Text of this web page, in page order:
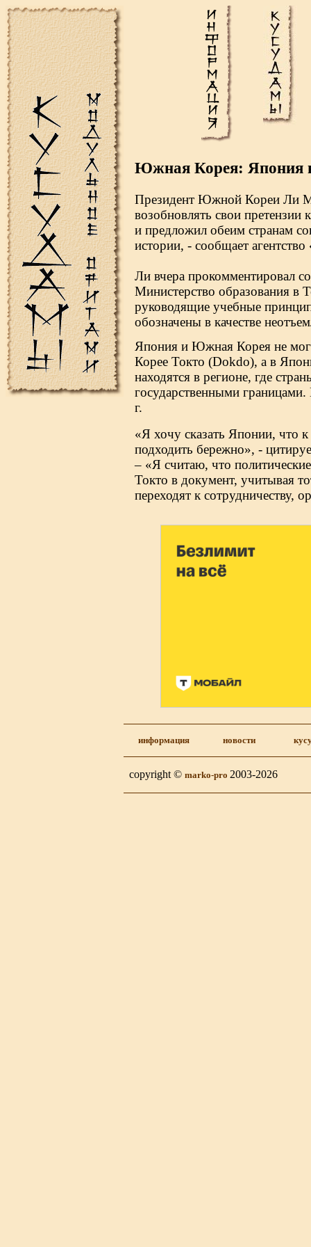
Южная Корея: Япония
Президент Южной Кореи Ли
возобновлять свои претензии
и предложил обеим странам
истории, - сообщает
Ли вчера прокомментировал
Министерство образования в
руководящие учебные
обозначены в качестве
Япония и Южная Корея не
Корее Токто (Dokdo), а в
находятся в регионе, где
государственными
г.
«Я хочу сказать Японии, что
подходить бережно», -
– «Я считаю, что
Токто в документ, учитывая
переходят к сотрудничеству,
информация новости
copyright © marko-pro 2003-2026